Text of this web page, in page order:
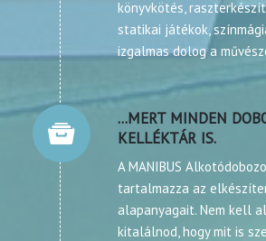
könyvkötés,
statikai játékok,
izgalmas dolog a
...MERT MINDEN
KELLÉKTÁR IS.
A MANIBUS
tartalmazza az
alapanyagait. Nem kell
kitalálnod, hogy mit is